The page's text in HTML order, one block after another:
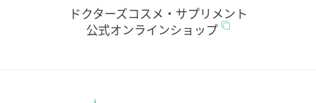
ドクターズコスメ・サプリメント
公式オンラインショップ